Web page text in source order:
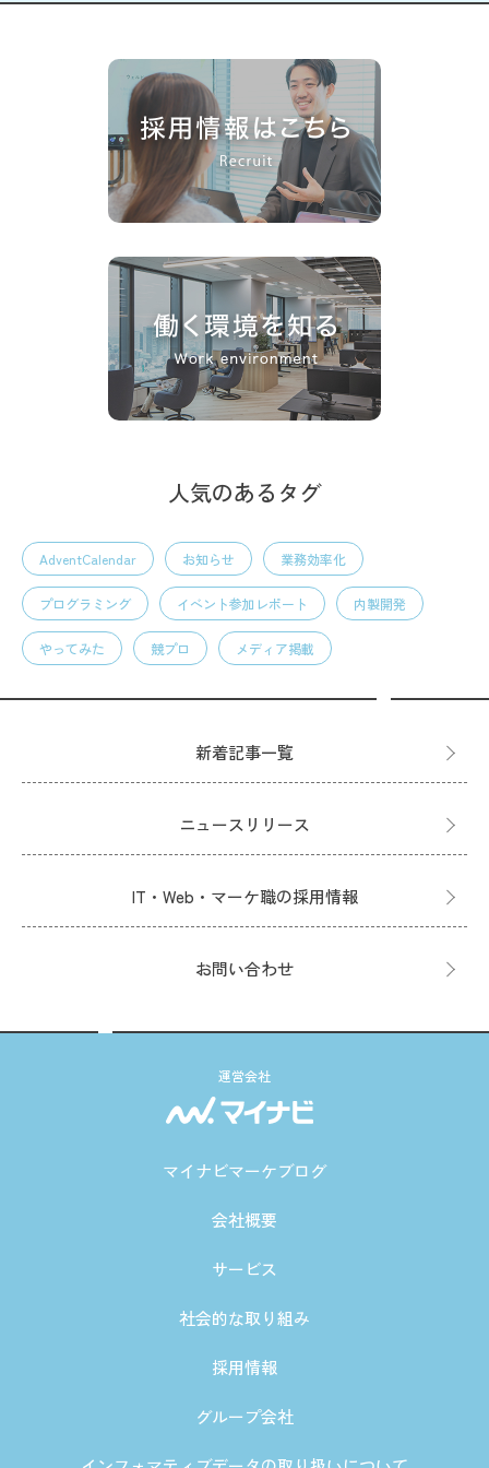
人気のあるタグ
AdventCalendar お知らせ 業務効率化
プログラミング イベント参加レポート 内製開発
やってみた 競プロ メディア掲載
新着記事一覧
ニュースリリース
IT・Web・マーケ職の採用情報
お問い合わせ
運営会社
マイナビマーケブログ
会社概要
サービス
社会的な取り組み
採用情報
グループ会社